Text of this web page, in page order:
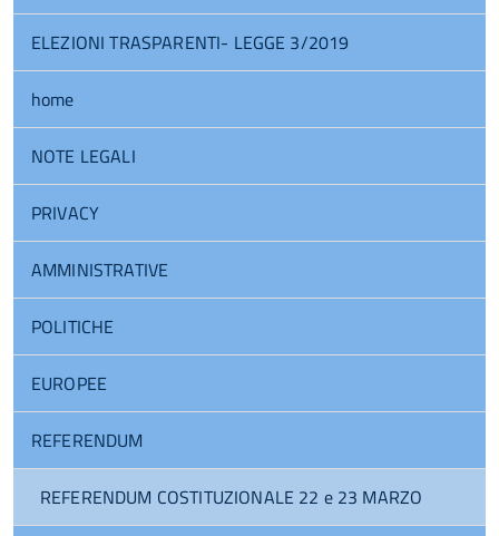
ELEZIONI TRASPARENTI- LEGGE 3/2019
home
NOTE LEGALI
PRIVACY
AMMINISTRATIVE
POLITICHE
EUROPEE
REFERENDUM
REFERENDUM COSTITUZIONALE 22 e 23 MARZO